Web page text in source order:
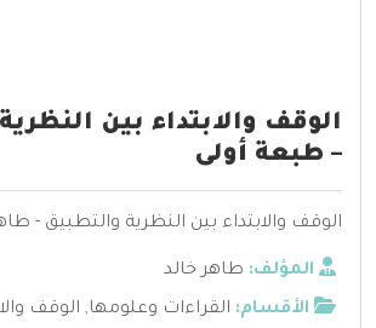
الوقف والابتداء بين
– طبعة أولى
الوقف والابتداء بين النظرية والتطبيق -
المؤلف: طاهر خالد
الأقسام: القراءات وعلومها, الوقف